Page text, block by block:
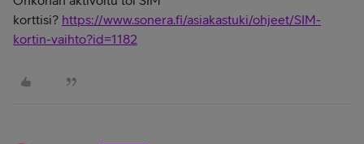
korttisi? https://www.sonera.fi/asiakastuki/ohjeet/SIM-
kortin-vaihto?id=1182